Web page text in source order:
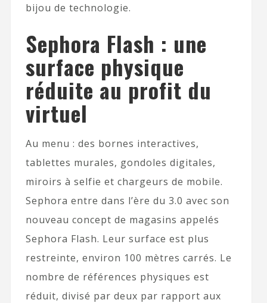
bijou de technologie.
Sephora Flash : une
surface physique
réduite au profit du
virtuel
Au menu : des bornes interactives,
tablettes murales, gondoles digitales,
miroirs à selfie et chargeurs de mobile.
Sephora entre dans l’ère du 3.0 avec son
nouveau concept de magasins appelés
Sephora Flash. Leur surface est plus
restreinte, environ 100 mètres carrés. Le
nombre de références physiques est
réduit, divisé par deux par rapport aux